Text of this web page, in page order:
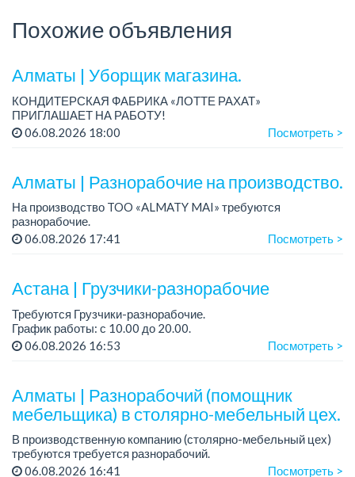
Похожие объявления
Алматы | Уборщик магазина.
КОНДИТЕРСКАЯ ФАБРИКА «ЛОТТЕ РАХАТ»
ПРИГЛАШАЕТ НА РАБОТУ!
График работы: сменный.
06.08.2026 18:00 Посмотреть >
Алматы | Разнорабочие на производство.
На производство TOO «ALMATY MAI» требуются
разнорабочие.
Зарплата: от 250 000 до 300 000 тенге на руки.
06.08.2026 17:41 Посмотреть >
Астана | Грузчики-разнорабочие
Требуются Грузчики-разнорабочие.
График работы: с 10.00 до 20.00.
Обед с собой
06.08.2026 16:53 Посмотреть >
Алматы | Разнорабочий (помощник
мебельщика) в столярно-мебельный цех.
В производственную компанию (столярно-мебельный цех)
требуются требуется разнорабочий.
График работы: 5/2.
06.08.2026 16:41 Посмотреть >